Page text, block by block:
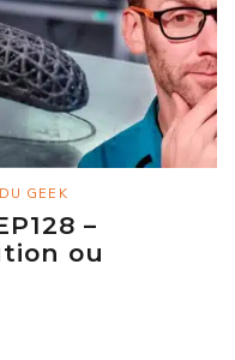
GEEK
–
ou